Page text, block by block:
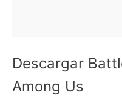
Descargar
Among Us